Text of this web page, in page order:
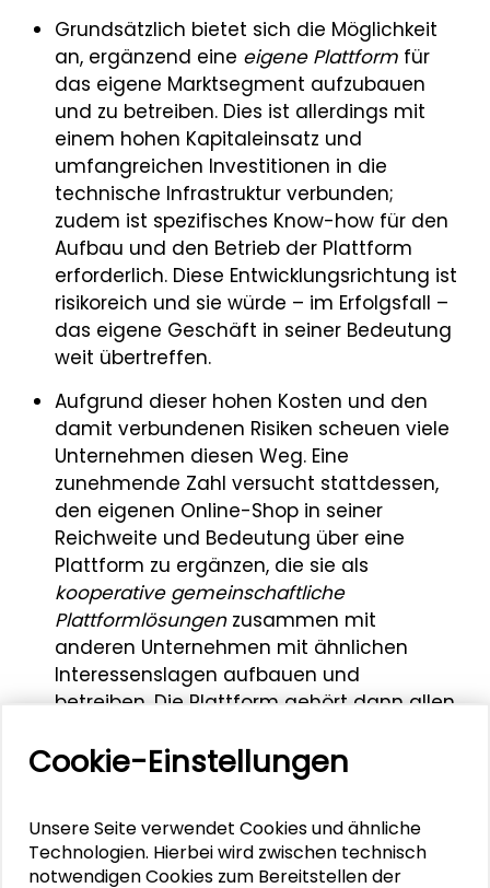
Grundsätzlich bietet sich die Möglichkeit
an, ergänzend eine eigene Plattform für
das eigene Marktsegment aufzubauen
und zu betreiben. Dies ist allerdings mit
einem hohen Kapitaleinsatz und
umfangreichen Investitionen in die
technische Infrastruktur verbunden;
zudem ist spezifisches Know-how für den
Aufbau und den Betrieb der Plattform
erforderlich. Diese Entwicklungsrichtung ist
risikoreich und sie würde – im Erfolgsfall –
das eigene Geschäft in seiner Bedeutung
weit übertreffen.
Aufgrund dieser hohen Kosten und den
damit verbundenen Risiken scheuen viele
Unternehmen diesen Weg. Eine
zunehmende Zahl versucht stattdessen,
den eigenen Online-Shop in seiner
Reichweite und Bedeutung über eine
Plattform zu ergänzen, die sie als
kooperative gemeinschaftliche
Plattformlösungenzusammen mit
anderen Unternehmen mit ähnlichen
Interessenslagen aufbauen und
betreiben. Die Plattform gehört dann allen
und man stimmt sich über den Betrieb
und die Weiterentwicklung untereinander
Eine weitere Entwicklungsrichtung besteht
in derFokussierung auf Erfahrungs- und
Cookie-Einstellungen
Unsere Seite verwendet Cookies und ähnliche
Technologien. Hierbei wird zwischen technisch
notwendigen Cookies zum Bereitstellen der